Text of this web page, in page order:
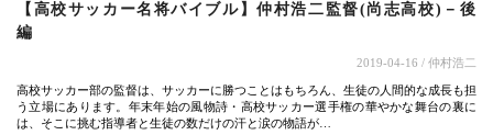
【高校サッカー名将バイブル】仲村浩二監督(尚志高校)－後
編
2019-04-16 / 仲村浩二
高校サッカー部の監督は、サッカーに勝つことはもちろん、生徒の人間的な成長も担
う立場にあります。年末年始の風物詩・高校サッカー選手権の華やかな舞台の裏に
は、そこに挑む指導者と生徒の数だけの汗と涙の物語が…